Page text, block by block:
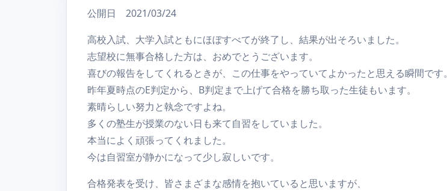
公開日 2021/03/24
高校入試、大学入試ともにほぼすべてが終了し、結果が出そろいました。
志望校に無事合格した方は、おめでとうございます。
喜びの報告をしてくれるときが、この仕事をやっていてよかったと思える瞬間です。
昨年夏時点のE判定から、B判定まで上げて合格を勝ち取った生徒もいます。
素晴らしい努力と執念ですよね。
多くの塾生が授業のない日も来て自習をしていました。
本当によく頑張ってくれました。
今は自習室が静かになって少し寂しいです。
合格発表を受け、皆さまざまな感情を抱いていると思いますが、